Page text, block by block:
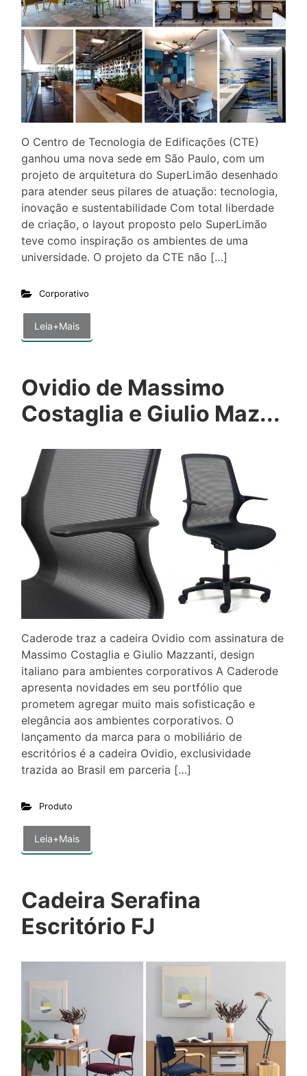
O Centro de Tecnologia de Edificações (CTE)
ganhou uma nova sede em São Paulo, com um
projeto de arquitetura do SuperLimão desenhado
para atender seus pilares de atuação: tecnologia,
inovação e sustentabilidade Com total liberdade
de criação, o layout proposto pelo SuperLimão
teve como inspiração os ambientes de uma
universidade. O projeto da CTE não […]
Corporativo
Leia+Mais
Ovidio de Massimo
Costaglia e Giulio Maz...
Caderode traz a cadeira Ovidio com assinatura de
Massimo Costaglia e Giulio Mazzanti, design
italiano para ambientes corporativos A Caderode
apresenta novidades em seu portfólio que
prometem agregar muito mais sofisticação e
elegância aos ambientes corporativos. O
lançamento da marca para o mobiliário de
escritórios é a cadeira Ovidio, exclusividade
trazida ao Brasil em parceria […]
Produto
Leia+Mais
Cadeira Serafina
Escritório FJ